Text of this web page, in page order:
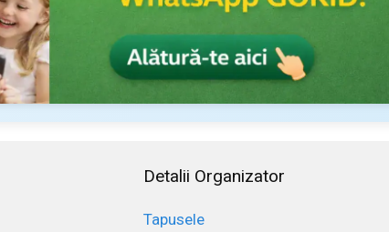
Detalii Organizator
Tapusele